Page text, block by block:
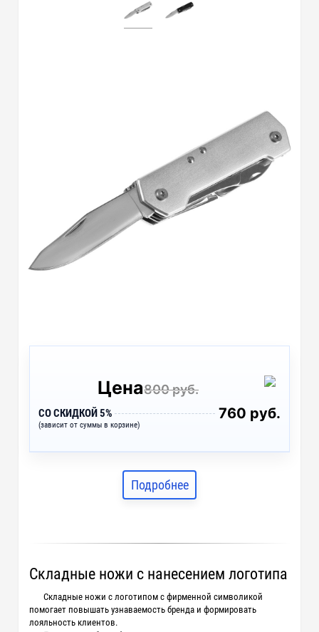
Цена800 руб.
СО СКИДКОЙ 5%
(зависит от суммы в корзине)
760 руб.
Подробнее
Складные ножи с нанесением логотипа
Складные ножи с логотипом с фирменной символикой
помогает повышать узнаваемость бренда и формировать
лояльность клиентов.